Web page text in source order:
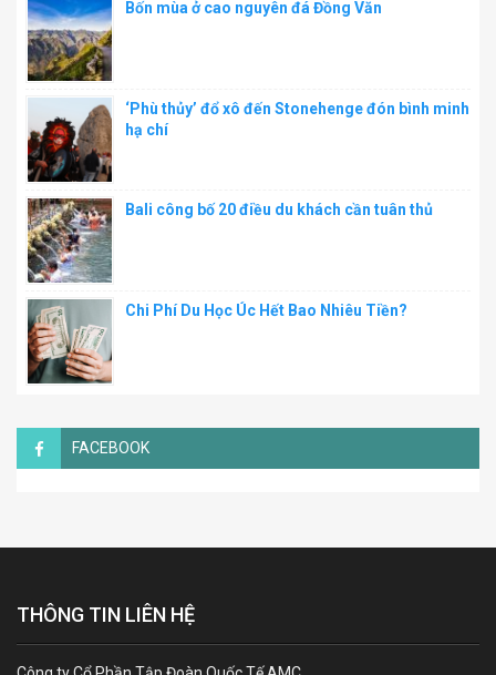
Bốn mùa ở cao nguyên đá Đồng Văn
‘Phù thủy’ đổ xô đến Stonehenge đón bình minh
hạ chí
Bali công bố 20 điều du khách cần tuân thủ
Chi Phí Du Học Úc Hết Bao Nhiêu Tiền?
FACEBOOK
THÔNG TIN LIÊN HỆ